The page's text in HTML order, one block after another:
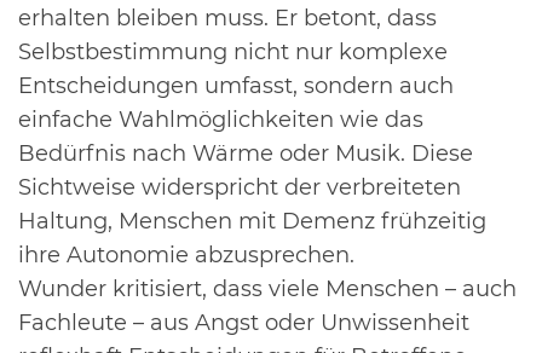
erhalten bleiben muss. Er betont, dass
Selbstbestimmung nicht nur komplexe
Entscheidungen umfasst, sondern auch
einfache Wahlmöglichkeiten wie das
Bedürfnis nach Wärme oder Musik. Diese
Sichtweise widerspricht der verbreiteten
Haltung, Menschen mit Demenz frühzeitig
ihre Autonomie abzusprechen.
Wunder kritisiert, dass viele Menschen – auch
Fachleute – aus Angst oder Unwissenheit